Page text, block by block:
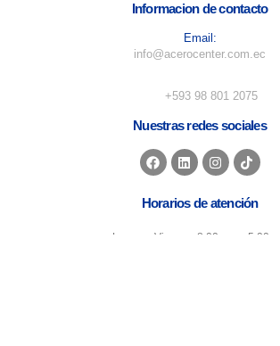
Informacion de contacto
Email:
info@acerocenter.com.ec
+593 98 801 2075
Nuestras redes sociales
Horarios de atención
Lunes a Viernes: 8:00 am a 5:00